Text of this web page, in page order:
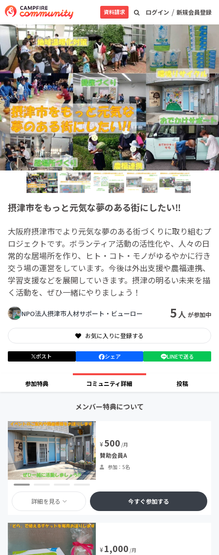
ログイン / 新規会員登録
資料請求
摂津市をもっと元気な夢のある街にしたい‼
大阪府摂津市でより元気な夢のある街づくりに取り組むプ
ロジェクトです。ボランティア活動の活性化や、人々の日
常的な居場所を作り、ヒト・コト・モノがゆるやかに行き
交う場の運営をしています。今後は外出支援や農福連携、
学習支援などを展開していきます。摂津の明るい未来を描
く活動を、ぜひ一緒にやりましょう！
NPO法人摂津市人材サポート・ビューロー 5人 が参加中
お気に入りに登録する
ポスト シェア LINEで送る
参加特典 コミュニティ詳細 投稿
メンバー特典について
¥500 /月
賛助会員A
参加：5名
詳細を見る 今すぐ参加する
¥1,000 /月